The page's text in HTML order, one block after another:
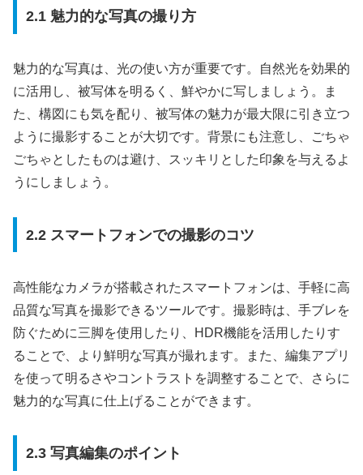
2.1 魅力的な写真の撮り方
魅力的な写真は、光の使い方が重要です。自然光を効果的
に活用し、被写体を明るく、鮮やかに写しましょう。ま
た、構図にも気を配り、被写体の魅力が最大限に引き立つ
ように撮影することが大切です。背景にも注意し、ごちゃ
ごちゃとしたものは避け、スッキリとした印象を与えるよ
うにしましょう。
2.2 スマートフォンでの撮影のコツ
高性能なカメラが搭載されたスマートフォンは、手軽に高
品質な写真を撮影できるツールです。撮影時は、手ブレを
防ぐために三脚を使用したり、HDR機能を活用したりす
ることで、より鮮明な写真が撮れます。また、編集アプリ
を使って明るさやコントラストを調整することで、さらに
魅力的な写真に仕上げることができます。
2.3 写真編集のポイント